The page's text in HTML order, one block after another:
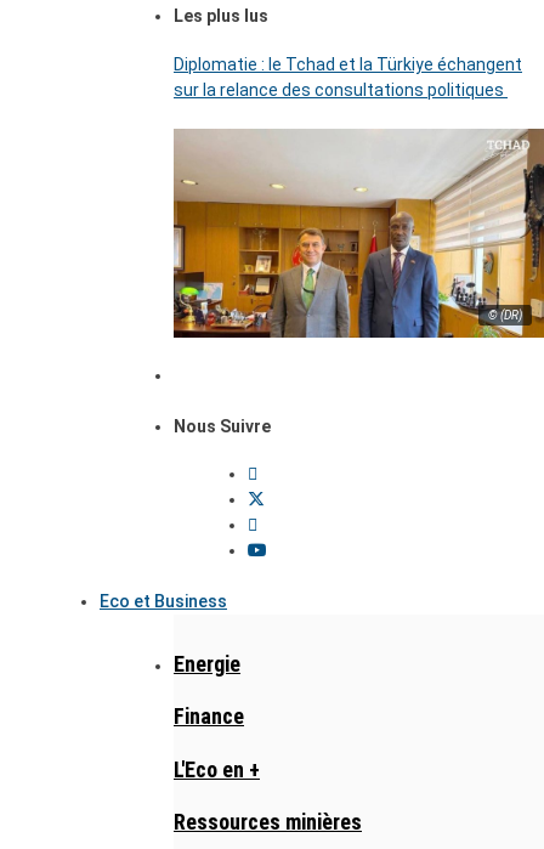
Les plus lus
Diplomatie : le Tchad et la Türkiye échangent
sur la relance des consultations politiques
© (DR)
Nous Suivre
Eco et Business
Energie
Finance
L'Eco en +
Ressources minières